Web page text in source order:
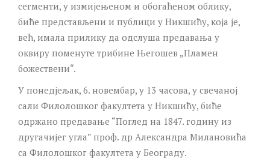
сегменти, у измијењеном и обогаћеном облику,
биће представљени и публици у Никшићу, која је,
већ, имала прилику да одслуша предавања у
оквиру поменуте трибине Његошев „Пламен
божествени“.
У понедјељак, 6. новембар, у 13 часова, у свечаној
сали Филолошког факултета у Никшићу, биће
одржано предавање “Поглед на 1847. годину из
другачијег угла” проф. др Александра Милановића
са Филолошког факултета у Београду.